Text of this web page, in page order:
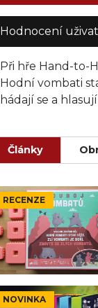
Hodnocení
Při hře Hand-to-
Hodní vombati
hádají se a
Články
RECENZE
NOVINKA